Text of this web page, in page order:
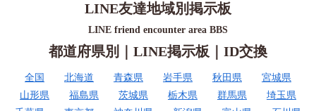
LINE友達地域別掲示板
LINE friend encounter area BBS
都道府県別｜LINE掲示板｜ID交換
全国 北海道 青森県 岩手県 秋田県
宮城県
山形県
福島県 茨城県 栃木県 群馬県
埼玉県